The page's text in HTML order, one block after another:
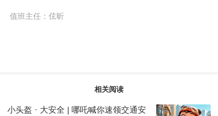
值班主任： 伭昕
相关阅读
小头盔 · 大安全 | 哪吒喊你速领交通安